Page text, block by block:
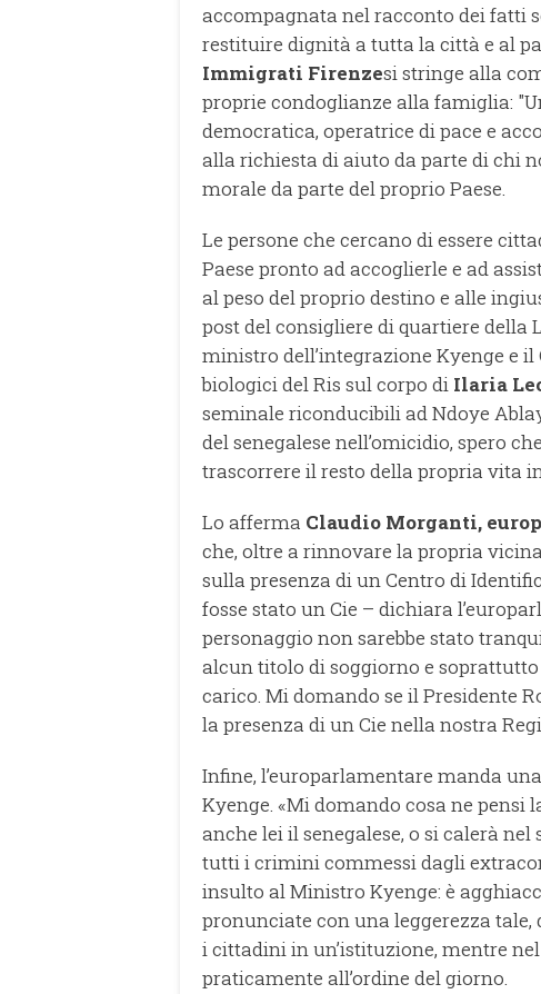
accompagnata nel racconto dei fatti
restituire dignità a tutta la città e al
Immigrati Firenzesi stringe alla
proprie condoglianze alla famiglia:
democratica, operatrice di pace e
alla richiesta di aiuto da parte di chi
morale da parte del proprio Paese.
Le persone che cercano di essere
Paese pronto ad accoglierle e ad
al peso del proprio destino e alle
post del consigliere di quartiere della
ministro dell’integrazione Kyenge e
biologici del Ris sul corpo di Ilaria
seminale riconducibili ad Ndoye
del senegalese nell’omicidio, spero
trascorrere il resto della propria vita
Lo afferma Claudio Morganti,
che, oltre a rinnovare la propria
sulla presenza di un Centro di
fosse stato un Cie – dichiara
personaggio non sarebbe stato
alcun titolo di soggiorno e
carico. Mi domando se il Presidente
la presenza di un Cie nella nostra
Infine, l’europarlamentare manda
Kyenge. «Mi domando cosa ne pensi
anche lei il senegalese, o si calerà
tutti i crimini commessi dagli
insulto al Ministro Kyenge: è
pronunciate con una leggerezza
i cittadini in un’istituzione, mentre
praticamente all’ordine del giorno.